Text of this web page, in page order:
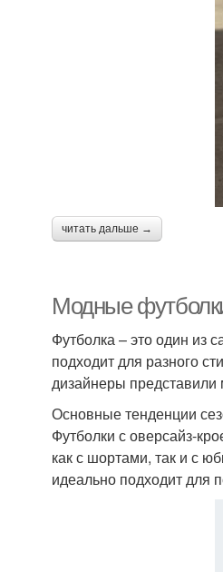
читать дальше →
Модные
Футболка – это один из
подходит для разного
дизайнеры представили
Основные тенденции
Футболки с оверсайз-
как с шортами, так и с
идеально подходит для